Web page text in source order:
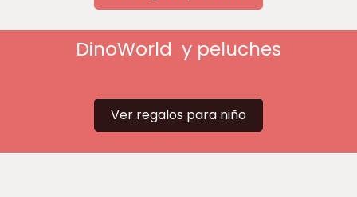
DinoWorld y peluches
Ver regalos para niño